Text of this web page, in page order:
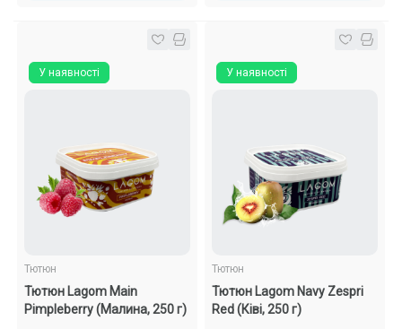
У наявності
Тютюн
Тютюн Lagom Main
Pimpleberry (Малина, 250 г)
У наявності
Тютюн
Тютюн Lagom Navy Zespri
Red (Ківі, 250 г)